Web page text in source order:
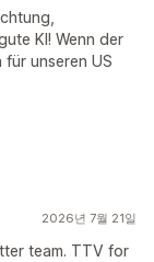
KI! Wenn der
unseren US
2026년 7월 21일
team. TTV for